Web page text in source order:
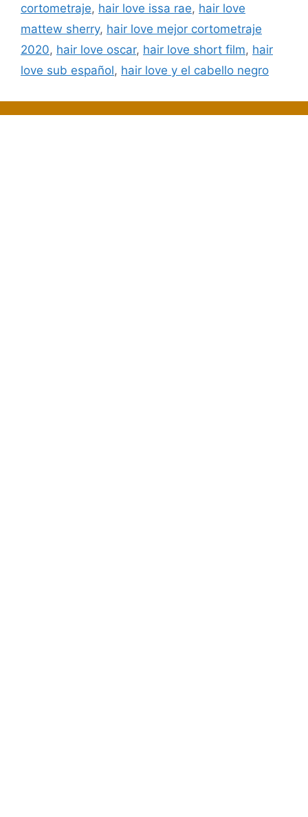
cortometraje, hair love issa rae, hair love
mattew sherry, hair love mejor cortometraje
2020, hair love oscar, hair love short film, hair
love sub español, hair love y el cabello negro